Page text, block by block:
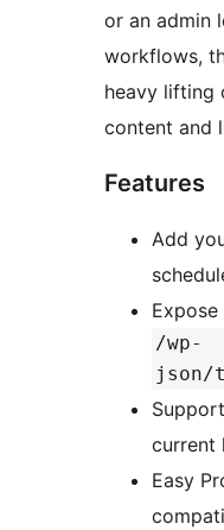
or an admin
workflows,
heavy lifting
content and
Features
Add
/wp-
json/
current
Easy